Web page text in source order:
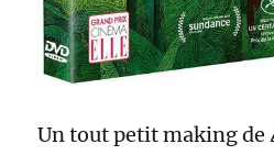
Un tout petit making